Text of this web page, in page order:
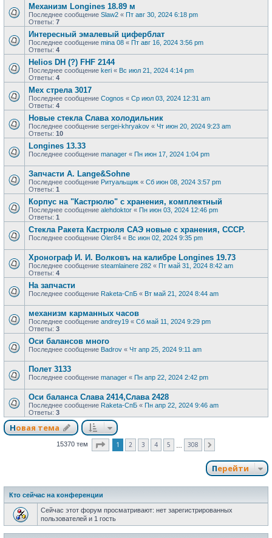
Механизм Longines 18.89 м
Последнее сообщение Slaw2 « Пт авг 30, 2024 6:18 pm
Ответы: 7
Интересный эмалевый циферблат
Последнее сообщение mina 08 « Пт авг 16, 2024 3:56 pm
Ответы: 4
Helios DH (?) FHF 2144
Последнее сообщение keri « Вс июл 21, 2024 4:14 pm
Ответы: 4
Мех стрела 3017
Последнее сообщение Cognos « Ср июл 03, 2024 12:31 am
Ответы: 4
Новые стекла Слава холодильник
Последнее сообщение sergei-khryakov « Чт июн 20, 2024 9:23 am
Ответы: 10
Longines 13.33
Последнее сообщение manager « Пн июн 17, 2024 1:04 pm
Запчасти А. Lange&Sohne
Последнее сообщение Ритуальщик « Сб июн 08, 2024 3:57 pm
Ответы: 1
Корпус на "Кастрюлю" с хранения, комплектный
Последнее сообщение alehdoktor « Пн июн 03, 2024 12:46 pm
Ответы: 1
Стекла Ракета Кастрюля САЭ новые с хранения, СССР.
Последнее сообщение Oler84 « Вс июн 02, 2024 9:35 pm
Хронограф И. И. Волковъ на калибре Longines 19.73
Последнее сообщение steamlainere 282 « Пт май 31, 2024 8:42 am
Ответы: 4
На запчасти
Последнее сообщение Raketa-СпБ « Вт май 21, 2024 8:44 am
механизм карманных часов
Последнее сообщение andrey19 « Сб май 11, 2024 9:29 pm
Ответы: 3
Оси балансов много
Последнее сообщение Badrov « Чт апр 25, 2024 9:11 am
Полет 3133
Последнее сообщение manager « Пн апр 22, 2024 2:42 pm
Оси баланса Слава 2414,Слава 2428
Последнее сообщение Raketa-СпБ « Пн апр 22, 2024 9:46 am
Ответы: 3
Новая тема
15370 тем Страница из 308
1 2 3 4 5 308
Перейти
Кто сейчас на конференции
Сейчас этот форум просматривают: нет зарегистрированных
пользователей и 1 гость